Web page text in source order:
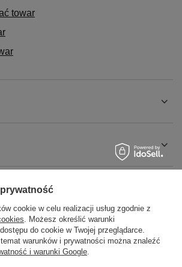
towar
cookie w celu realizacji usług zgodnie z
. Możesz określić warunki
do cookie w Twojej przeglądarce.
warunków i prywatności można znaleźć
i warunki Google.